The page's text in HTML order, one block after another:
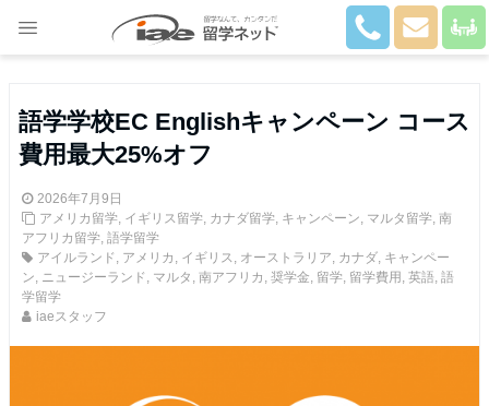
語学学校EC Englishキャンペーン コース
費用最大25%オフ
2026年7月9日
アメリカ留学, イギリス留学, カナダ留学, キャンペーン, マルタ留学, 南
アフリカ留学, 語学留学
アイルランド , アメリカ , イギリス, オーストラリア, カナダ, キャンペー
ン, ニュージーランド , マルタ , 南アフリカ , 奨学金, 留学, 留学費用 , 英語, 語
学留学
iaeスタッフ